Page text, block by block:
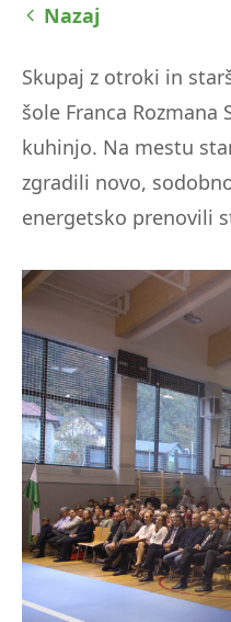
Nazaj
Skupaj z otroki in
šole Franca
kuhinjo. Na mestu
zgradili novo,
energetsko prenovili